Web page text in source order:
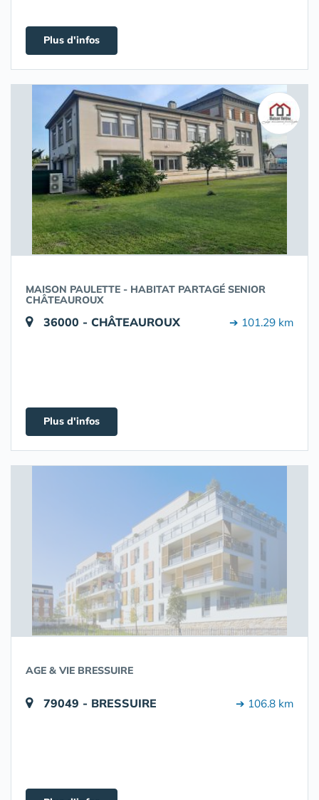
Plus d'infos
MAISON PAULETTE - HABITAT PARTAGÉ SENIOR
CHÂTEAUROUX
36000 - CHÂTEAUROUX ➔ 101.29 km
Plus d'infos
AGE & VIE BRESSUIRE
79049 - BRESSUIRE ➔ 106.8 km